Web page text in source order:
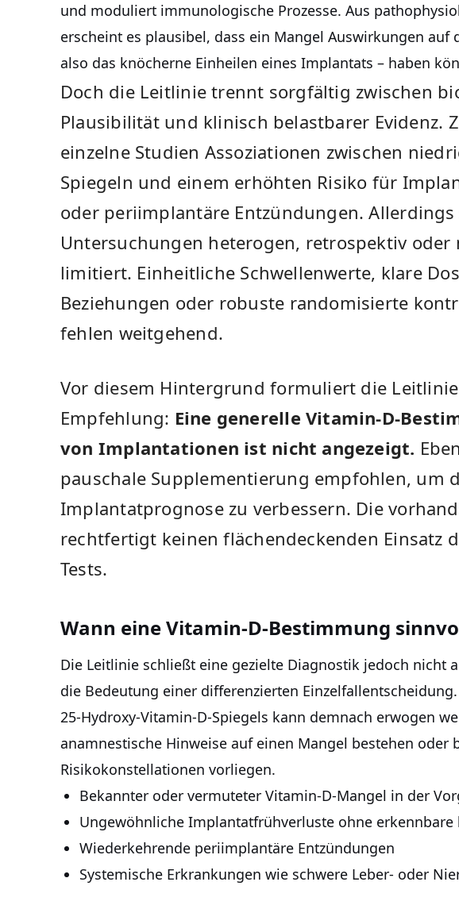
und moduliert immunologische Prozesse. Aus
erscheint es plausibel, dass ein Mangel Auswirkungen auf
also das knöcherne Einheilen eines Implantats – haben
Doch die Leitlinie trennt sorgfältig zwischen
Plausibilität und klinisch belastbarer Evidenz.
einzelne Studien Assoziationen zwischen
Spiegeln und einem erhöhten Risiko für
oder periimplantäre Entzündungen.
Untersuchungen heterogen, retrospektiv oder
limitiert. Einheitliche Schwellenwerte, klare
Beziehungen oder robuste randomisierte
fehlen weitgehend.
Vor diesem Hintergrund formuliert die
Empfehlung: Eine generelle Vitamin-D-
von Implantationen ist nicht angezeigt.
pauschale Supplementierung empfohlen, um
Implantatprognose zu verbessern. Die
rechtfertigt keinen flächendeckenden Einsatz
Tests.
Wann eine Vitamin-D-Bestimmung
Die Leitlinie schließt eine gezielte Diagnostik jedoch nicht
die Bedeutung einer differenzierten
25-Hydroxy-Vitamin-D-Spiegels kann demnach erwogen
anamnestische Hinweise auf einen Mangel bestehen oder
Risikokonstellationen vorliegen.
Bekannter oder vermuteter Vitamin-D-Mangel in der
Ungewöhnliche Implantatfrühverluste ohne erkennbare
Wiederkehrende periimplantäre Entzündungen
Systemische Erkrankungen wie schwere Leber- oder